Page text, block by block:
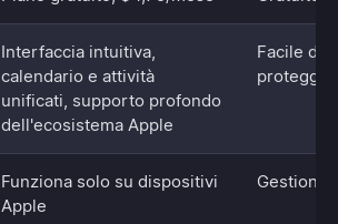
Interfaccia intuitiva,
calendario e attività
unificati, supporto profondo
dell'ecosistema Apple
Facile da
protegge
Funziona solo su dispositivi
Apple
Gestione